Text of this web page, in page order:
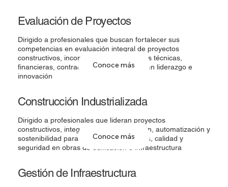
Evaluación de Proyectos
Dirigido a profesionales que buscan fortalecer sus
competencias en evaluación integral de proyectos
constructivos, incorporando herramientas técnicas,
financieras, contractuales y habilidades en liderazgo e
innovación
Conoce más
Construcción Industrializada
Dirigido a profesionales que lideran proyectos
constructivos, integrando estandarización, automatización y
sostenibilidad para mejorar productividad, calidad y
seguridad en obras de edificación e infraestructura
Conoce más
Gestión de Infraestructura